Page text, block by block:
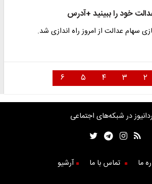
خود را ببینید +آدرس
سهام عدالت از امروز راه اندازی شد.
۲ ۳ ۴ ۵ ۶
در شبکه‌های اجتماعی
ما تماس با ما آرشیو